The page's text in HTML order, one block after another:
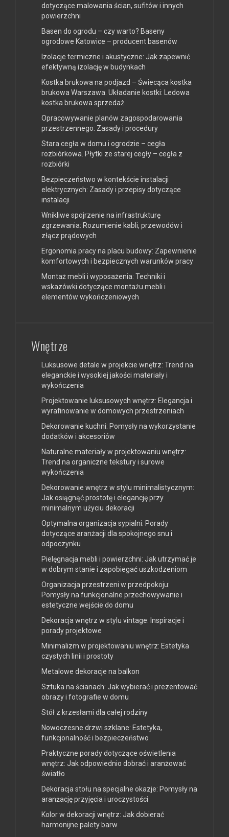
dotyczące malowania ścian, sufitów i innych
powierzchni
Basen do ogrodu – czy warto? Baseny
ogrodowe Katowice – producent basenów
Izolacje termiczne i akustyczne: Jak zapewnić
efektywną izolację w budynkach
Kostka brukowa na podjazd – Świecąca kostka
brukowa Warszawa. Układanie kostki: Ledowa
kostka brukowa sprzedaż
Opracowywanie planów zagospodarowania
przestrzennego: Zasady i procedury
Stara cegła w domu i ogrodzie – cegła
rozbiórkowa. Płytki ze starej cegły – cegła z
rozbiórki
Bezpieczeństwo w kontekście instalacji
elektrycznych: Zasady i przepisy dotyczące
instalacji
Wnikliwe spojrzenie na infrastrukturę
zgrzewania: Rozumienie kabli, przewodów i
złącz prądowych
Ergonomia pracy na placu budowy: Zapewnienie
komfortowych i bezpiecznych warunków pracy
Montaż mebli i wyposażenia: Techniki i
wskazówki dotyczące montażu mebli i
elementów wykończeniowych
Wnętrze
Luksusowe detale w projekcie wnętrz: Trend na
eleganckie i wysokiej jakości materiały i
wykończenia
Projektowanie luksusowych wnętrz: Elegancja i
wyrafinowanie w domowych przestrzeniach
Dekorowanie kuchni: Pomysły na wykorzystanie
dodatków i akcesoriów
Naturalne materiały w projektowaniu wnętrz:
Trend na organiczne tekstury i surowe
wykończenia
Dekorowanie wnętrz w stylu minimalistycznym:
Jak osiągnąć prostotę i elegancję przy
minimalnym użyciu dekoracji
Optymalna organizacja sypialni: Porady
dotyczące aranżacji dla spokojnego snu i
odpoczynku
Pielęgnacja mebli i powierzchni: Jak utrzymać je
w dobrym stanie i zapobiegać uszkodzeniom
Organizacja przestrzeni w przedpokoju:
Pomysły na funkcjonalne przechowywanie i
estetyczne wejście do domu
Dekoracja wnętrz w stylu vintage: Inspiracje i
porady projektowe
Minimalizm w projektowaniu wnętrz: Estetyka
czystych linii i prostoty
Metalowe dekoracje na balkon
Sztuka na ścianach: Jak wybierać i prezentować
obrazy i fotografie w domu
Stół z krzesłami dla całej rodziny
Nowoczesne drzwi szklane: Estetyka,
funkcjonalność i bezpieczeństwo
Praktyczne porady dotyczące oświetlenia
wnętrz: Jak odpowiednio dobrać i aranżować
światło
Dekoracja stołu na specjalne okazje: Pomysły na
aranżację przyjęcia i uroczystości
Kolor w dekoracji wnętrz: Jak dobierać
harmonijne palety barw